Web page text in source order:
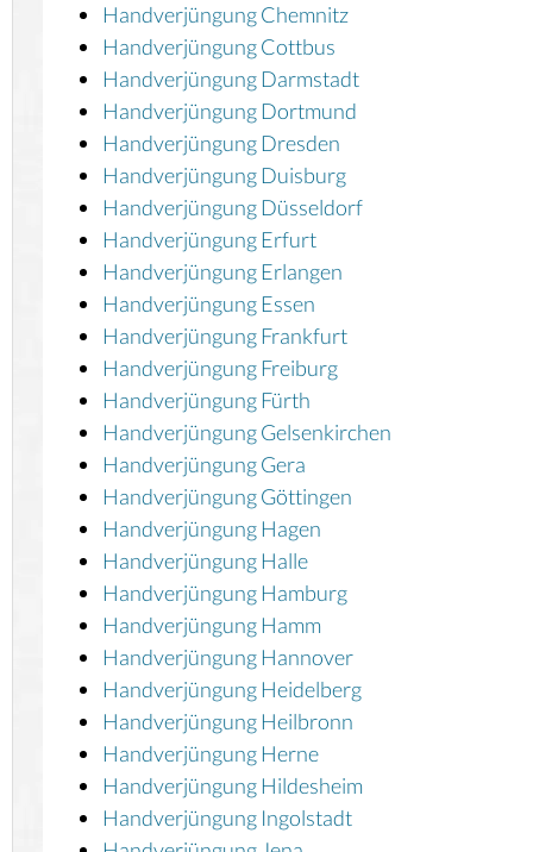
Handverjüngung Chemnitz
Handverjüngung Cottbus
Handverjüngung Darmstadt
Handverjüngung Dortmund
Handverjüngung Dresden
Handverjüngung Duisburg
Handverjüngung Düsseldorf
Handverjüngung Erfurt
Handverjüngung Erlangen
Handverjüngung Essen
Handverjüngung Frankfurt
Handverjüngung Freiburg
Handverjüngung Fürth
Handverjüngung Gelsenkirchen
Handverjüngung Gera
Handverjüngung Göttingen
Handverjüngung Hagen
Handverjüngung Halle
Handverjüngung Hamburg
Handverjüngung Hamm
Handverjüngung Hannover
Handverjüngung Heidelberg
Handverjüngung Heilbronn
Handverjüngung Herne
Handverjüngung Hildesheim
Handverjüngung Ingolstadt